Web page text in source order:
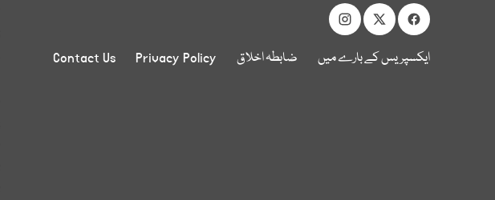
ایکسپریس کے بارے میں ضابطہ اخلاق Privacy Policy
Contact Us